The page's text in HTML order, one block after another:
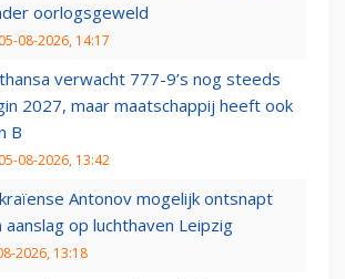
oorlogsgeweld
05-08-2026, 14:17
verwacht 777-9’s nog steeds
2027, maar maatschappij heeft ook
B
05-08-2026, 13:42
Antonov mogelijk ontsnapt
aanslag op luchthaven Leipzig
2026, 13:18